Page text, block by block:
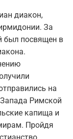
диакон,
За
был посвящен в
на
Римской
капища и
Пройдя